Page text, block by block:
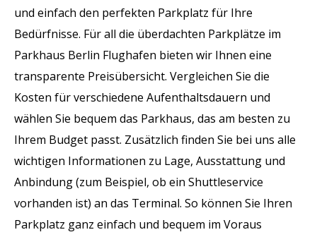
und einfach den perfekten Parkplatz für Ihre
Bedürfnisse. Für all die überdachten Parkplätze im
Parkhaus Berlin Flughafen bieten wir Ihnen eine
transparente Preisübersicht. Vergleichen Sie die
Kosten für verschiedene Aufenthaltsdauern und
wählen Sie bequem das Parkhaus, das am besten zu
Ihrem Budget passt. Zusätzlich finden Sie bei uns alle
wichtigen Informationen zu Lage, Ausstattung und
Anbindung (zum Beispiel, ob ein Shuttleservice
vorhanden ist) an das Terminal. So können Sie Ihren
Parkplatz ganz einfach und bequem im Voraus